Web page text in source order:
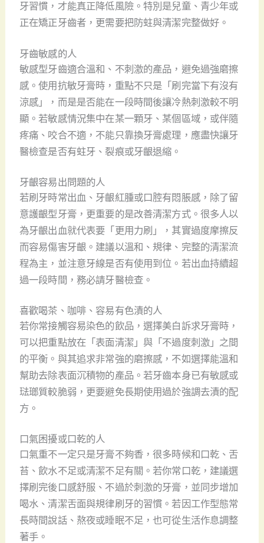
牙習慣，才能真正降低風險。特別是兒童、青少年或
正在矯正牙齒者，更需要把防蛀與清潔完整做好。
牙齒敏感的人
敏感型牙齒適合溫和、不刺激的產品，避免過強磨擦
感。使用抗敏牙膏時，重點不只是「刷完當下有沒有
涼感」，而是是否能在一段時間後讓冷熱刺激較不明
顯。若敏感情況集中在某一顆牙、某個區域，或伴隨
疼痛、咬合不適，不能只靠換牙膏處理，應盡快讓牙
醫檢查是否有蛀牙、裂痕或牙齦退縮。
牙齦容易出問題的人
若刷牙時常出血、牙齦紅腫或口腔有悶脹感，除了留
意護齦型牙膏，更重要的是改善清潔方式。很多人以
為牙齦出血就代表要「更用力刷」，其實過度摩擦反
而容易傷害牙齦。建議以溫和、規律、完整的清潔流
程為主，並注意牙線是否有使用到位。若出血持續超
過一段時間，務必請牙醫檢查。
喜歡喝茶、咖啡、容易有色漬的人
若你常接觸容易染色的飲品，選擇美白訴求牙膏時，
可以把重點放在「表面清潔」與「不過度刺激」之間
的平衡。與其追求非常強的磨擦感，不如選擇能溫和
幫助去除表面沉積物的產品。若牙齒本身已有敏感或
琺瑯質較脆弱，更要避免長期使用過於強調去漬的配
方。
口氣困擾或口乾的人
口氣重不一定只是牙膏不夠香，很多時候和口乾、舌
苔、飲水不足或清潔不足有關。若你常口乾，建議選
擇刷完後口感舒服、不過於刺激的牙膏，並同步增加
喝水、清潔舌面與規律刷牙的習慣。若因工作型態常
長時間說話、熬夜或睡眠不足，也可從生活作息調整
著手。